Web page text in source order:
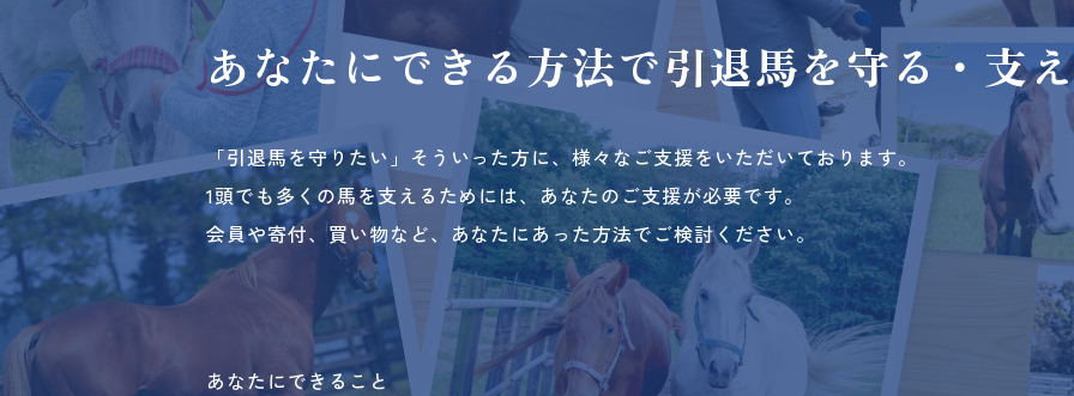
あなたにできる方法で引退馬を守る・支
「引退馬を守りたい」そういった方に、様々なご支援をいただいております。
1頭でも多くの馬を支えるためには、あなたのご支援が必要です。
会員や寄付、買い物など、あなたにあった方法でご検討ください。
あなたにできること